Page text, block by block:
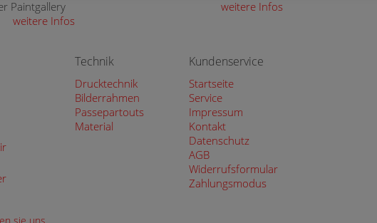
Paintgallery
weitere Infos
weitere Infos
Technik
Drucktechnik
Bilderrahmen
Passepartouts
Material
Kundenservice
Startseite
Service
Impressum
Kontakt
Datenschutz
AGB
Widerrufsformular
Zahlungsmodus